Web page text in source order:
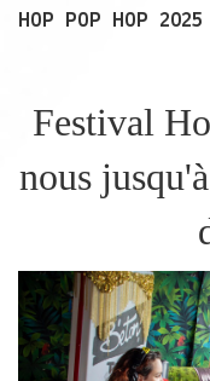
HOP POP HOP 2025
Festival
nous